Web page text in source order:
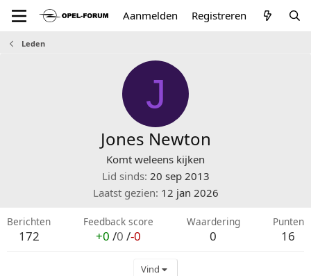
Aanmelden Registreren
Leden
J
Jones Newton
Komt weleens kijken
Lid sinds 20 sep 2013
Laatst gezien 12 jan 2026
Berichten
172
Feedback score
+0 /0 /-0
Waardering
0
Punten
16
Vind